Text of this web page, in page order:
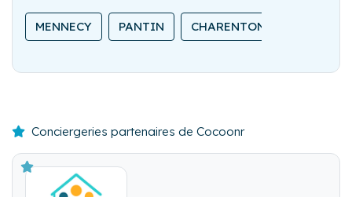
MENNECY PANTIN CHARENTON-LE-PONT
Conciergeries partenaires de Cocoonr